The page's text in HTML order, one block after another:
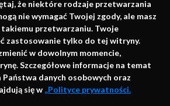
że niektóre rodzaje przetwarzania
nie wymagać Twojej zgody, ale masz
przetwarzaniu. Twoje
zastosowanie tylko do tej witryny.
w dowolnym momencie,
Szczegółowe informacje na temat
danych osobowych oraz
się w „Polityce prywatności.
ul. Towarowa 2
43-460 Wisła
medyczna:
ul. Wolności 338b